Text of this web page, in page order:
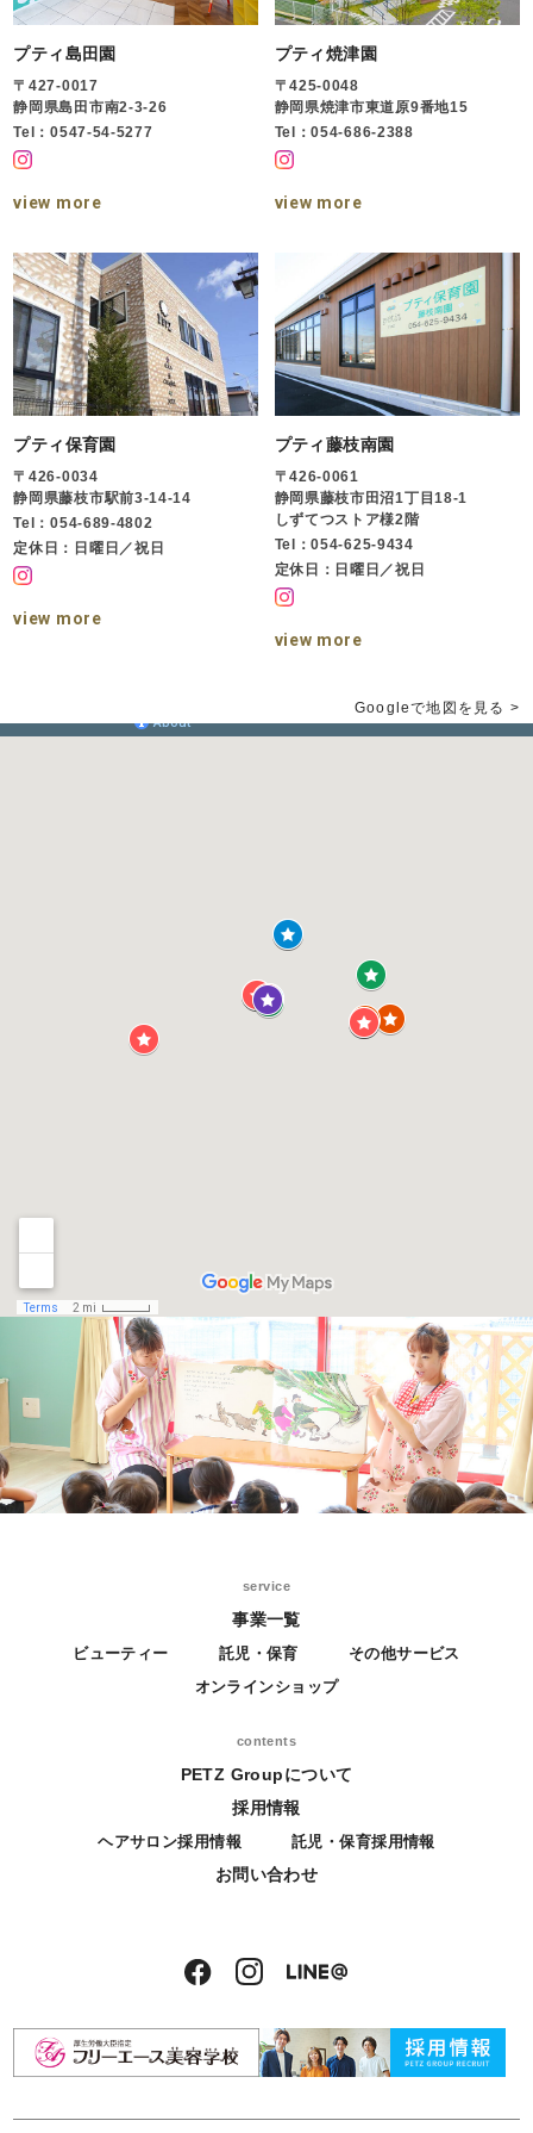
プティ島田園
〒427-0017
静岡県島田市南2-3-26
Tel：0547-54-5277
view more
プティ焼津園
〒425-0048
静岡県焼津市東道原9番地15
Tel：054-686-2388
view more
プティ保育園
〒426-0034
静岡県藤枝市駅前3-14-14
Tel：054-689-4802
定休日：日曜日／祝日
view more
プティ藤枝南園
〒426-0061
静岡県藤枝市田沼1丁目18-1
しずてつストア様2階
Tel：054-625-9434
定休日：日曜日／祝日
view more
Googleで地図を見る >
service
事業一覧
ビューティー 託児・保育
その他サービス
オンラインショップ
contents
PETZ Groupについて
採用情報
ヘアサロン採用情報 託児・保育採用情報
お問い合わせ